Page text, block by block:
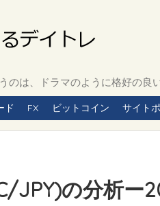
のは、ドラマのように格好の良
ド FX ビットコイン サイト
JPY)の分析ー